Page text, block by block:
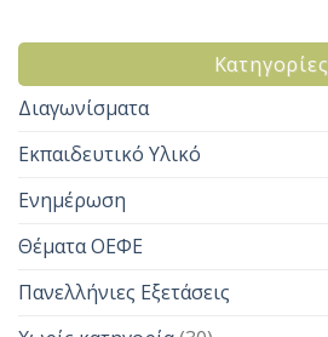
Kατηγορίες
Διαγωνίσματα
Εκπαιδευτικό Υλικό
Ενημέρωση
Θέματα ΟΕΦΕ
Πανελλήνιες Εξετάσεις